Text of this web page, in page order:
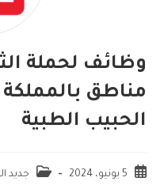
وظائف لحملة
مناطق
الحبيب الطبية
5 يونيو، 2024 جديد